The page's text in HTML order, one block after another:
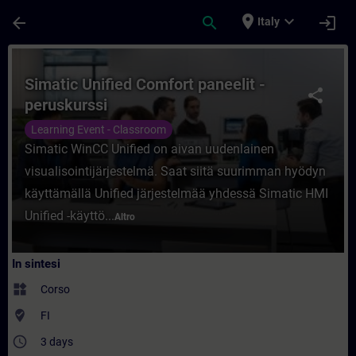
arrow_back search place Italy expand_more login
Corso - Simatic Unified Comfort
share
Simatic Unified Comfort paneelit -
peruskurssi
Learning Event - Classroom
Simatic WinCC Unified on aivan uudenlainen
visualisointijärjestelmä. Saat siitä suurimman hyödyn
käyttämällä Unified järjestelmää yhdessä Simatic HMI
Unified -käyttö...Altro
In sintesi
widgets Corso
where_to_vote FI
access_time 3 days